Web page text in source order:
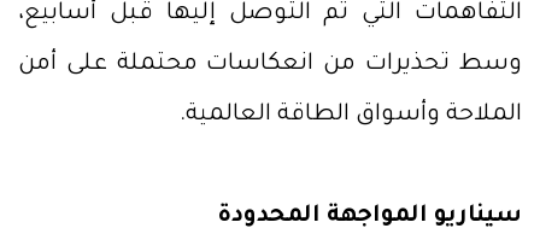
التفاهمات التي تم التوصل إليها قبل أسابيع،
وسط تحذيرات من انعكاسات محتملة على أمن
الملاحة وأسواق الطاقة العالمية.
سيناريو المواجهة المحدودة